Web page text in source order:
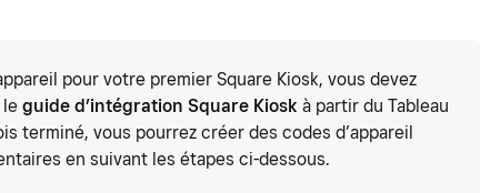
pour votre premier Square Kiosk, vous devez
le guide d’intégration Square Kiosk à partir du Tableau
terminé, vous pourrez créer des codes d’appareil
en suivant les étapes ci-dessous.